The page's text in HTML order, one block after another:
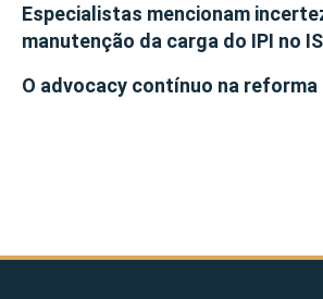
Especialistas mencionam
manutenção da carga do IPI no
O advocacy contínuo na